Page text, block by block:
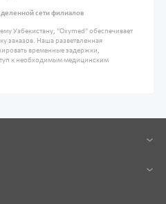
сети филиалов
Узбекистану, "Oxymed" обеспечивает
заказов. Наша разветвленная
временные задержки,
к необходимым медицинским